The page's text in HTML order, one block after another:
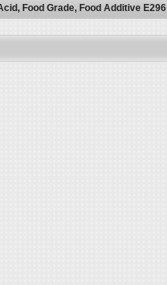
Food Grade, Food Additive E296